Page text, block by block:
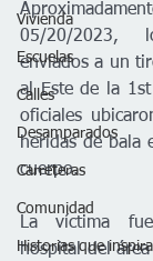
Vivienda
Escuelas
Calles
Desamparados
Carreteras
Comunidad
Historias que
05/20/2023,
enviados a un
al Este de la
oficiales
heridas de bala
cuerpo.
La víctima
hospital del